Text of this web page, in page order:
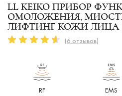
LL KEIKO ПРИБОР
ОМОЛОЖЕНИЯ,
ЛИФТИНГ КОЖИ ЛИЦА
(6 отзывов)
RF EMS